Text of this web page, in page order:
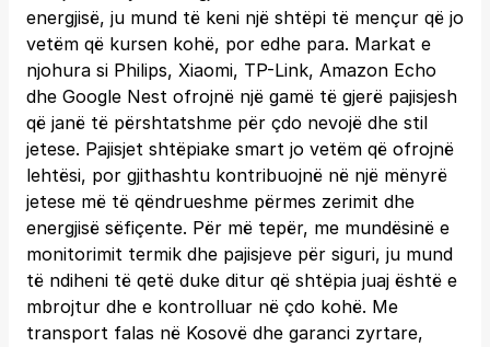
energjisë, ju mund të keni një shtëpi të mençur që jo
vetëm që kursen kohë, por edhe para. Markat e
njohura si Philips, Xiaomi, TP-Link, Amazon Echo
dhe Google Nest ofrojnë një gamë të gjerë pajisjesh
që janë të përshtatshme për çdo nevojë dhe stil
jetese. Pajisjet shtëpiake smart jo vetëm që ofrojnë
lehtësi, por gjithashtu kontribuojnë në një mënyrë
jetese më të qëndrueshme përmes zerimit dhe
energjisë sëfiçente. Për më tepër, me mundësinë e
monitorimit termik dhe pajisjeve për siguri, ju mund
të ndiheni të qetë duke ditur që shtëpia juaj është e
mbrojtur dhe e kontrolluar në çdo kohë. Me
transport falas në Kosovë dhe garanci zyrtare,